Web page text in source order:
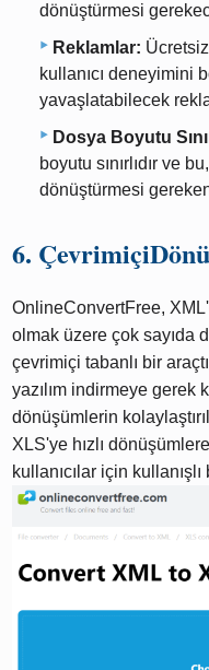
dönüştürmesi
Reklamlar: Ücretsiz
kullanıcı deneyimini
yavaşlatabilecek
Dosya Boyutu
boyutu sınırlıdır ve
dönüştürmesi
6.
OnlineConvertFree,
olmak üzere çok sayıda
çevrimiçi tabanlı bir
yazılım indirmeye gerek
dönüşümlerin
XLS'ye hızlı
kullanıcılar için